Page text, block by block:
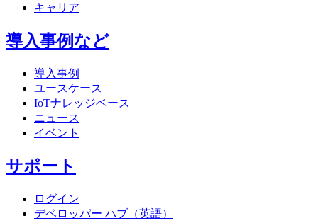
キャリア
導入事例など
導入事例
ユースケース
IoTナレッジベース
ニュース
イベント
サポート
ログイン
デベロッパー ハブ（英語）